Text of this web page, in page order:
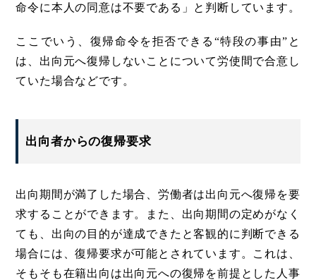
命令に本人の同意は不要である」と判断しています。
ここでいう、復帰命令を拒否できる“特段の事由”と
は、出向元へ復帰しないことについて労使間で合意し
ていた場合などです。
出向者からの復帰要求
出向期間が満了した場合、労働者は出向元へ復帰を要
求することができます。また、出向期間の定めがなく
ても、出向の目的が達成できたと客観的に判断できる
場合には、復帰要求が可能とされています。これは、
そもそも在籍出向は出向元への復帰を前提とした人事